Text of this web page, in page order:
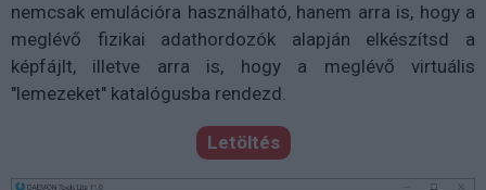
nemcsak emulációra használható, hanem arra is, hogy a
meglévő fizikai adathordozók alapján elkészítsd a
képfájlt, illetve arra is, hogy a meglévő virtuális
"lemezeket" katalógusba rendezd.
Letöltés